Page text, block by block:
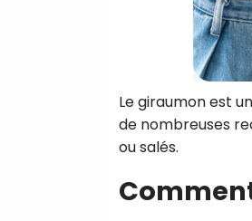
Le giraumon est
de nombreuses
ou salés.